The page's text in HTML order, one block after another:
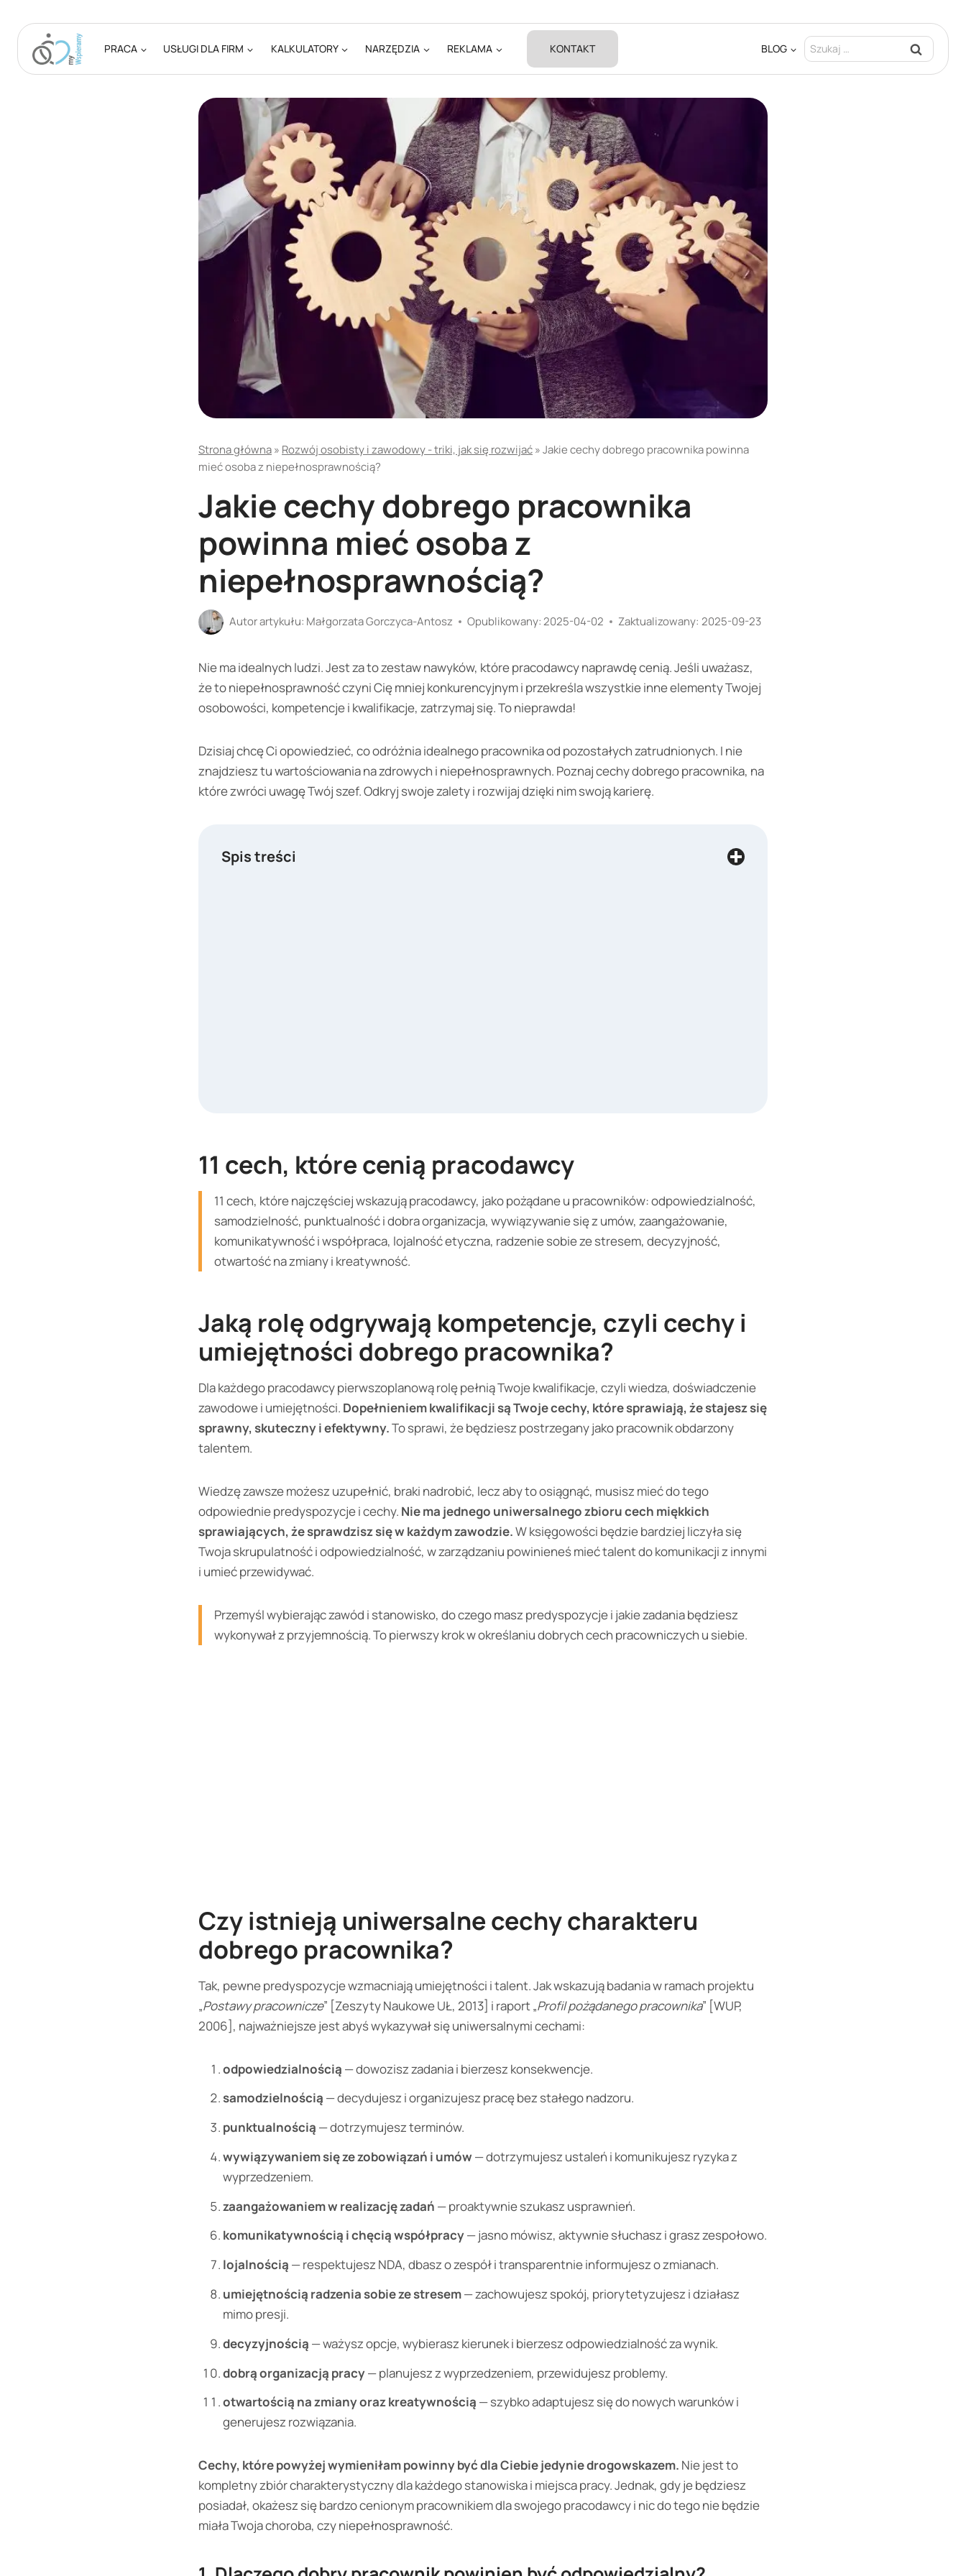
PRACA USŁUGI DLA FIRM KALKULATORY NARZĘDZIA REKLAMA KONTAKT BLOG Szukaj:
Strona główna» Rozwój osobisty i zawodowy - triki, jak się rozwijać»Jakie cechy dobrego pracownika powinna
mieć osoba z niepełnosprawnością?
Jakie cechy dobrego pracownika
powinna mieć osoba z
niepełnosprawnością?
Autor artykułu: Małgorzata Gorczyca-Antosz Opublikowany: 2025-04-02 Zaktualizowany: 2025-09-23
Nie ma idealnych ludzi. Jest za to zestaw nawyków, które pracodawcy naprawdę cenią. Jeśli uważasz,
że to niepełnosprawność czyni Cię mniej konkurencyjnym i przekreśla wszystkie inne elementy Twojej
osobowości, kompetencje i kwalifikacje, zatrzymaj się. To nieprawda!
Dzisiaj chcę Ci opowiedzieć, co odróżnia idealnego pracownika od pozostałych zatrudnionych. I nie
znajdziesz tu wartościowania na zdrowych i niepełnosprawnych. Poznaj cechy dobrego pracownika, na
które zwróci uwagę Twój szef. Odkryj swoje zalety i rozwijaj dzięki nim swoją karierę.
Spis treści
11 cech, które cenią pracodawcy
11 cech, które najczęściej wskazują pracodawcy, jako pożądane u pracowników: odpowiedzialność,
samodzielność, punktualność i dobra organizacja, wywiązywanie się z umów, zaangażowanie,
komunikatywność i współpraca, lojalność etyczna, radzenie sobie ze stresem, decyzyjność,
otwartość na zmiany i kreatywność.
Jaką rolę odgrywają kompetencje, czyli cechy i
umiejętności dobrego pracownika?
Dla każdego pracodawcy pierwszoplanową rolę pełnią Twoje kwalifikacje, czyli wiedza, doświadczenie
zawodowe i umiejętności. Dopełnieniem kwalifikacji są Twoje cechy, które sprawiają, że stajesz się
sprawny, skuteczny i efektywny.To sprawi, że będziesz postrzegany jako pracownik obdarzony
talentem.
Wiedzę zawsze możesz uzupełnić, braki nadrobić, lecz aby to osiągnąć, musisz mieć do tego
odpowiednie predyspozycje i cechy. Nie ma jednego uniwersalnego zbioru cech miękkich
sprawiających, że sprawdzisz się w każdym zawodzie.W księgowości będzie bardziej liczyła się
Twoja skrupulatność i odpowiedzialność, w zarządzaniu powinieneś mieć talent do komunikacji z innymi
i umieć przewidywać.
Przemyśl wybierając zawód i stanowisko, do czego masz predyspozycje i jakie zadania będziesz
wykonywał z przyjemnością. To pierwszy krok w określaniu dobrych cech pracowniczych u siebie.
Czy istnieją uniwersalne cechy charakteru
dobrego pracownika?
Tak, pewne predyspozycje wzmacniają umiejętności i talent. Jak wskazują badania w ramach projektu
„Postawy pracownicze” [Zeszyty Naukowe UŁ, 2013] i raport „Profil pożądanego pracownika” [WUP,
2006], najważniejsze jest abyś wykazywał się uniwersalnymi cechami:
odpowiedzialnością — dowozisz zadania i bierzesz konsekwencje.
samodzielnością — decydujesz i organizujesz pracę bez stałego nadzoru.
punktualnością — dotrzymujesz terminów.
wywiązywaniem się ze zobowiązań i umów — dotrzymujesz ustaleń i komunikujesz ryzyka z
wyprzedzeniem.
zaangażowaniem w realizację zadań — proaktywnie szukasz usprawnień.
komunikatywnością i chęcią współpracy— jasno mówisz, aktywnie słuchasz i grasz zespołowo.
lojalnością — respektujesz NDA, dbasz o zespół i transparentnie informujesz o zmianach.
umiejętnością radzenia sobie ze stresem— zachowujesz spokój, priorytetyzujesz i działasz
mimo presji.
decyzyjnością — ważysz opcje, wybierasz kierunek i bierzesz odpowiedzialność za wynik.
dobrą organizacją pracy— planujesz z wyprzedzeniem, przewidujesz problemy.
otwartością na zmiany oraz kreatywnością — szybko adaptujesz się do nowych warunków i
generujesz rozwiązania.
Cechy, które powyżej wymieniłam powinny być dla Ciebie jedynie drogowskazem. Nie jest to
kompletny zbiór charakterystyczny dla każdego stanowiska i miejsca pracy. Jednak, gdy je będziesz
posiadał, okażesz się bardzo cenionym pracownikiem dla swojego pracodawcy i nic do tego nie będzie
miała Twoja choroba, czy niepełnosprawność.